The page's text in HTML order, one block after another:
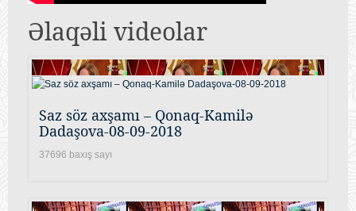
Əlaqəli videolar
Saz söz axşamı – Qonaq-Kamilə
Dadaşova-08-09-2018
37696 baxış sayı